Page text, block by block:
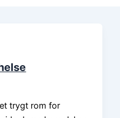
trygt rom for